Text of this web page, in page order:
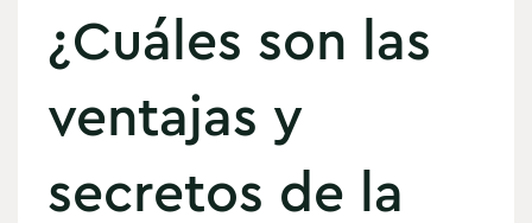
¿Cuáles son las
ventajas y
secretos de la